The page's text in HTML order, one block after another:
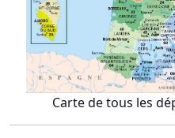
Carte de tous les